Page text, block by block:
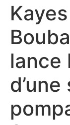
lance